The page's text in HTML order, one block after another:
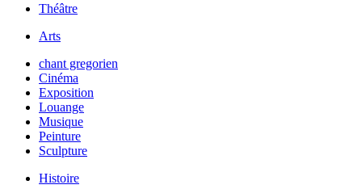
Théâtre
Arts
chant gregorien
Cinéma
Exposition
Louange
Musique
Peinture
Sculpture
Histoire